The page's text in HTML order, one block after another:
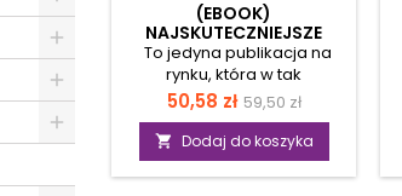
(EBOOK)
NAJSKUTECZNIEJSZE
TERAPIE TRADYCYJNEJ
MEDYCYNY CHIŃSKIEJ
To jedyna publikacja na
rynku, która w tak
szczegółowy sposób
porównuje sposoby terapii
chorób XXI wieku przez
medycynę zachodnią oraz
chińską. Specjalistka i
Cena
50,58 zł Cena
podstawowa
59,50 zł
 Dodaj do koszyka